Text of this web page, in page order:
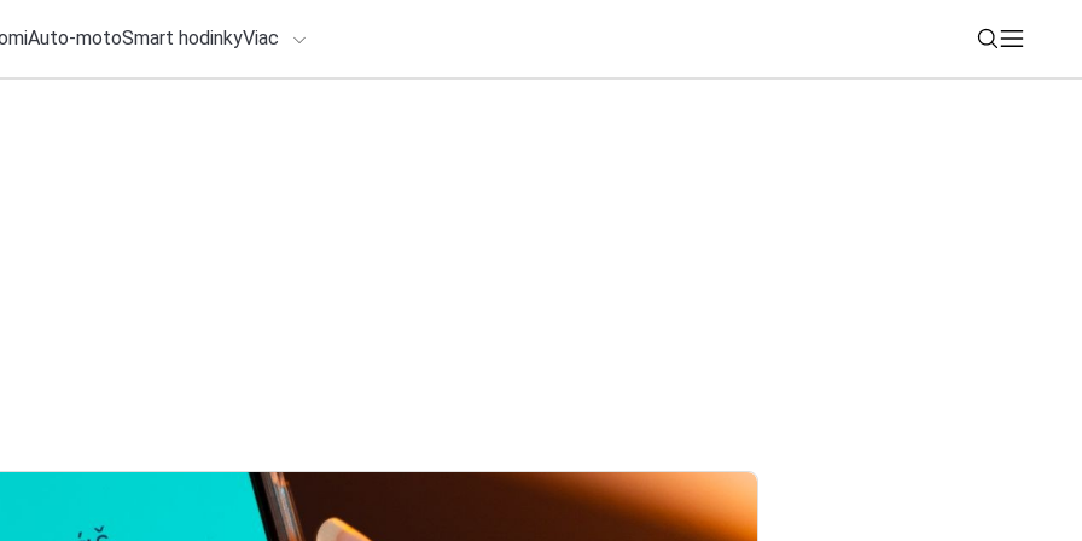
Auto-motoSmart hodinkyViac